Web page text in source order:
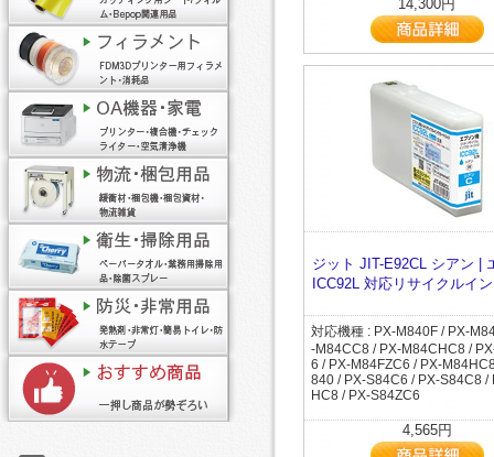
14,300円
ジット JIT-E92CL シアン |
ICC92L 対応リサイクルイ
対応機種 : PX-M840F / PX-
-M84CC8 / PX-M84CHC8 /
6 / PX-M84FZC6 / PX-
840 / PX-S84C6 / PX-S84C8 /
HC8 / PX-S84ZC6
4,565円